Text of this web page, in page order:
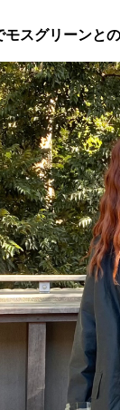
スグリーンと